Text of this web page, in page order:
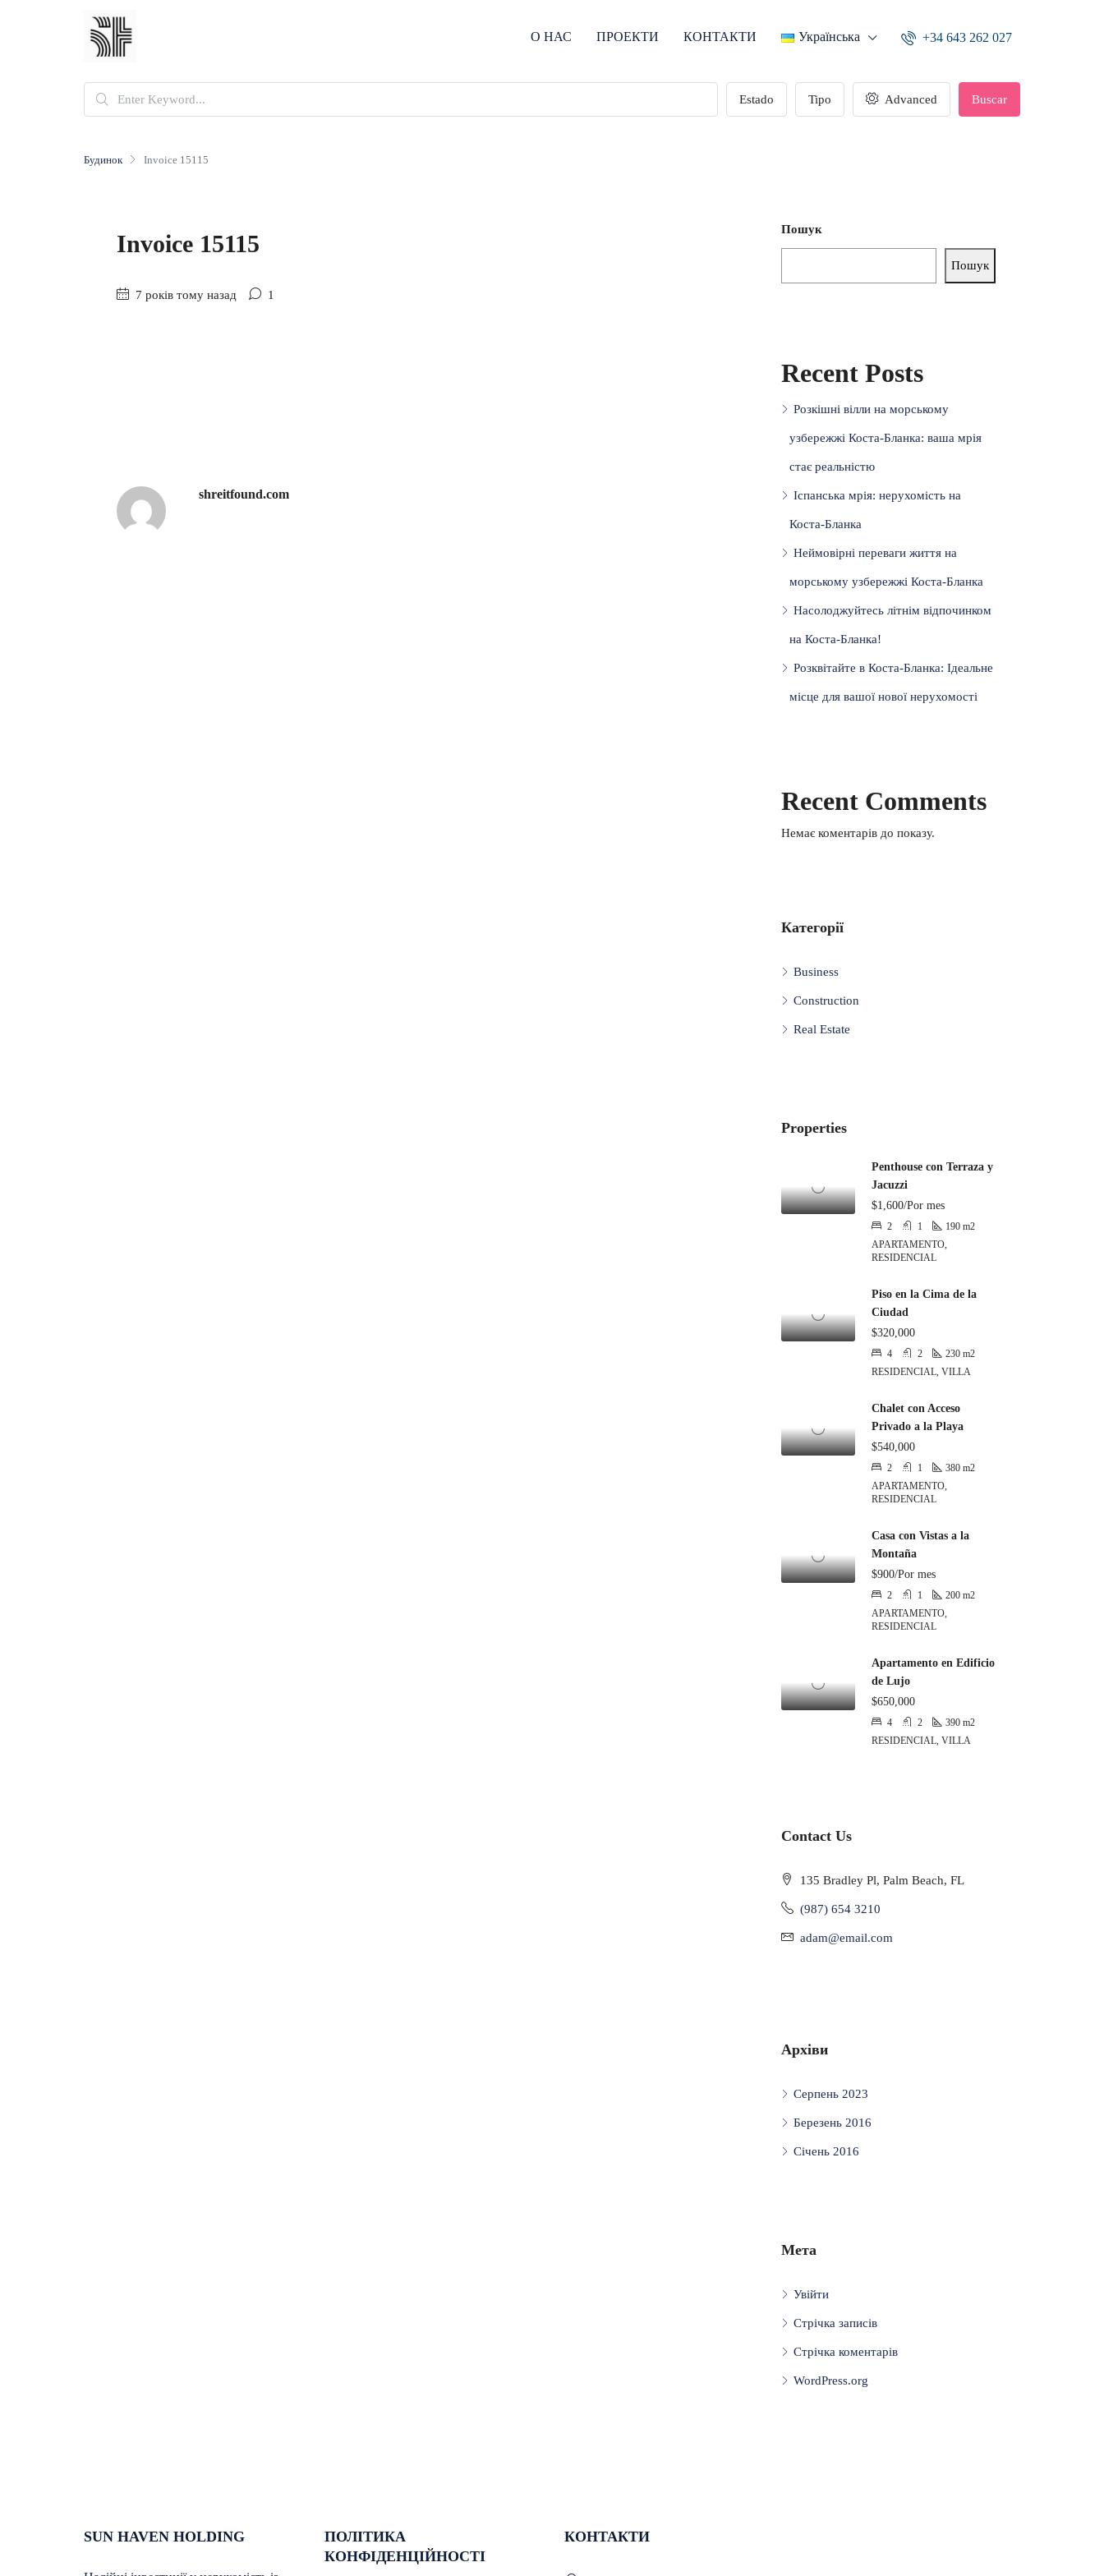
О НАС ПРОЕКТИ КОНТАКТИ Українська +34 643 262 027
Estado Tipo Advanced Buscar
Будинок Invoice 15115
Invoice 15115
7 років тому назад 1
shreitfound.com
Пошук
Пошук
Recent Posts
Розкішні вілли на морському
узбережжі Коста-Бланка: ваша мрія
стає реальністю
Іспанська мрія: нерухомість на
Коста-Бланка
Неймовірні переваги життя на
морському узбережжі Коста-Бланка
Насолоджуйтесь літнім відпочинком
на Коста-Бланка!
Розквітайте в Коста-Бланка: Ідеальне
місце для вашої нової нерухомості
Recent Comments
Немає коментарів до показу.
Категорії
Business
Construction
Real Estate
Properties
Penthouse con Terraza y
Jacuzzi
$1,600/Por mes
2 1 190 m2
APARTAMENTO,
RESIDENCIAL
Piso en la Cima de la
Ciudad
$320,000
4 2 230 m2
RESIDENCIAL, VILLA
Chalet con Acceso
Privado a la Playa
$540,000
2 1 380 m2
APARTAMENTO,
RESIDENCIAL
Casa con Vistas a la
Montaña
$900/Por mes
2 1 200 m2
APARTAMENTO,
RESIDENCIAL
Apartamento en Edificio
de Lujo
$650,000
4 2 390 m2
RESIDENCIAL, VILLA
Contact Us
135 Bradley Pl, Palm Beach, FL
(987) 654 3210
adam@email.com
Архіви
Серпень 2023
Березень 2016
Січень 2016
Мета
Увійти
Стрічка записів
Стрічка коментарів
WordPress.org
SUN HAVEN HOLDING
ПОЛІТИКА
КОНФІДЕНЦІЙНОСТІ
КОНТАКТИ